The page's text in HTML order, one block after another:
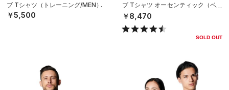
ブ Tシャツ（トレーニング/MEN）
￥5,500
ブ Tシャツ オーセンティック（ベー
スボール/MEN）
￥8,470
SOLD OUT